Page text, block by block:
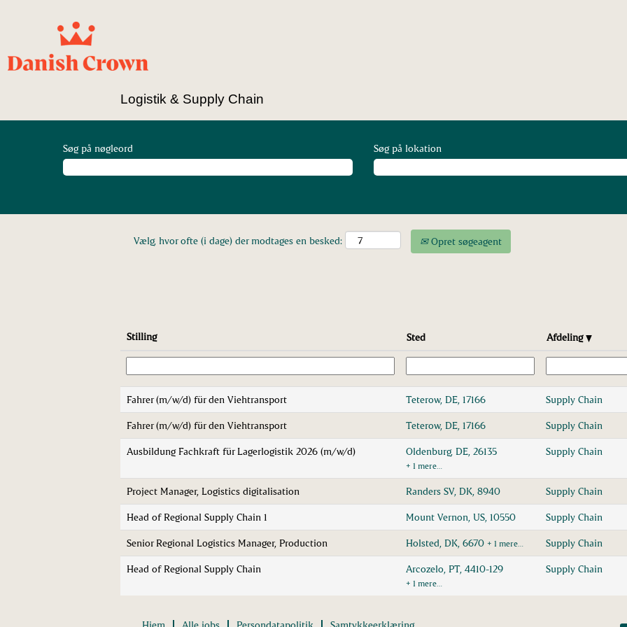
Logistik & Supply Chain
Søg på nøgleord Søg på lokation
Vælg, hvor ofte (i dage) der modtages en besked: Opret søgeagent
Stilling Sted Afdeling
Fahrer (m/w/d) für den Viehtransport Teterow, DE, 17166 Supply Chain
Fahrer (m/w/d) für den Viehtransport Teterow, DE, 17166 Supply Chain
Ausbildung Fachkraft für Lagerlogistik 2026 (m/w/d) Oldenburg, DE, 26135
+ 1 mere…
Supply Chain
Project Manager, Logistics digitalisation Randers SV, DK, 8940 Supply Chain
Head of Regional Supply Chain 1 Mount Vernon, US, 10550 Supply Chain
Senior Regional Logistics Manager, Production Holsted, DK, 6670 + 1 mere… Supply Chain
Head of Regional Supply Chain Arcozelo, PT, 4410-129
+ 1 mere…
Supply Chain
Hjem Alle jobs Persondatapolitik Samtykkeerklæring Å